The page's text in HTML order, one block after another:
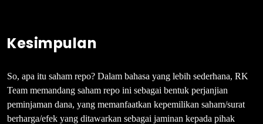
Kesimpulan
So, apa itu saham repo? Dalam bahasa yang lebih sederhana, RK
Team memandang saham repo ini sebagai bentuk perjanjian
peminjaman dana, yang memanfaatkan kepemilikan saham/surat
berharga/efek yang ditawarkan sebagai jaminan kepada pihak